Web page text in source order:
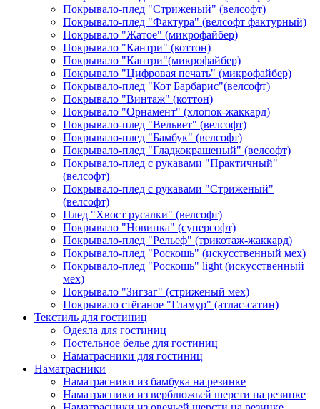
Покрывало-плед "Стриженый" (велсофт)
Покрывало-плед "Фактура" (велсофт фактурный)
Покрывало "Жатое" (микрофайбер)
Покрывало "Кантри" (коттон)
Покрывало "Кантри"(микрофайбер)
Покрывало "Цифровая печать" (микрофайбер)
Покрывало-плед "Кот Барбарис"(велсофт)
Покрывало "Винтаж" (коттон)
Покрывало "Орнамент" (хлопок-жаккард)
Покрывало-плед "Вельвет" (велсофт)
Покрывало-плед "Бамбук" (велсофт)
Покрывало-плед "Гладкокрашеный" (велсофт)
Покрывало-плед с рукавами "Практичный"
(велсофт)
Покрывало-плед с рукавами "Стриженый"
(велсофт)
Плед "Хвост русалки" (велсофт)
Покрывало "Новинка" (суперсофт)
Покрывало-плед "Рельеф" (трикотаж-жаккард)
Покрывало-плед "Роскошь" (искусственный мех)
Покрывало-плед "Роскошь" light (искусственный
мех)
Покрывало "Зигзаг" (стриженый мех)
Покрывало стёганое "Гламур" (атлас-сатин)
Текстиль для гостиниц
Одеяла для гостиниц
Постельное белье для гостиниц
Наматрасники для гостиниц
Наматрасники
Наматрасники из бамбука на резинке
Наматрасники из верблюжьей шерсти на резинке